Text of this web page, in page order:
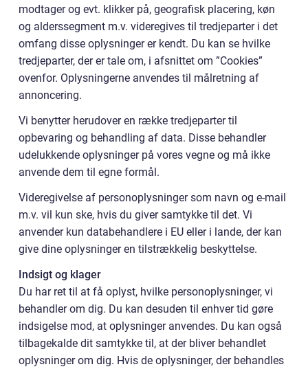
modtager og evt. klikker på, geografisk placering, køn
og alderssegment m.v. videregives til tredjeparter i det
omfang disse oplysninger er kendt. Du kan se hvilke
tredjeparter, der er tale om, i afsnittet om ”Cookies”
ovenfor. Oplysningerne anvendes til målretning af
annoncering.
Vi benytter herudover en række tredjeparter til
opbevaring og behandling af data. Disse behandler
udelukkende oplysninger på vores vegne og må ikke
anvende dem til egne formål.
Videregivelse af personoplysninger som navn og e-mail
m.v. vil kun ske, hvis du giver samtykke til det. Vi
anvender kun databehandlere i EU eller i lande, der kan
give dine oplysninger en tilstrækkelig beskyttelse.
Indsigt og klager
Du har ret til at få oplyst, hvilke personoplysninger, vi
behandler om dig. Du kan desuden til enhver tid gøre
indsigelse mod, at oplysninger anvendes. Du kan også
tilbagekalde dit samtykke til, at der bliver behandlet
oplysninger om dig. Hvis de oplysninger, der behandles